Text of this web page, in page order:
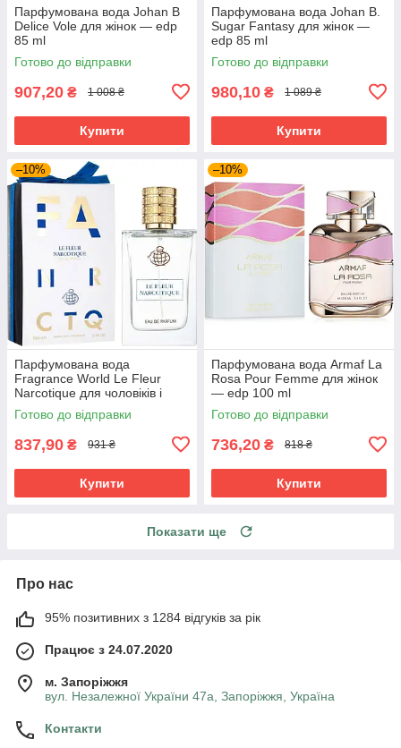
Парфумована вода Johan B
Delice Vole для жінок — edp
85 ml
Готово до відправки
907,20 ₴ 1 008 ₴
Купити
Парфумована вода Johan B.
Sugar Fantasy для жінок —
edp 85 ml
Готово до відправки
980,10 ₴ 1 089 ₴
Купити
–10%
Парфумована вода
Fragrance World Le Fleur
Narcotique для чоловіків і
жінок edp 100 ml
Готово до відправки
837,90 ₴ 931 ₴
Купити
–10%
Парфумована вода Armaf La
Rosa Pour Femme для жінок
— edp 100 ml
Готово до відправки
736,20 ₴ 818 ₴
Купити
Показати ще
Про нас
95% позитивних з 1284 відгуків за рік
Працює з 24.07.2020
м. Запоріжжя
вул. Незалежної України 47а, Запоріжжя, Україна
Контакти